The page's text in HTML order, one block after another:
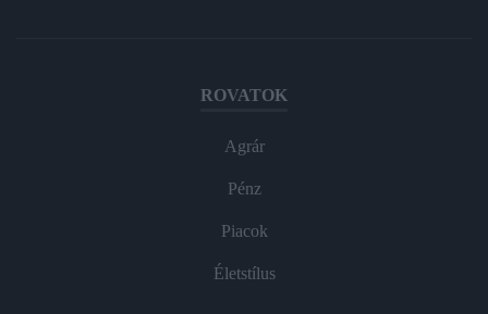
ROVATOK
Agrár
Pénz
Piacok
Életstílus